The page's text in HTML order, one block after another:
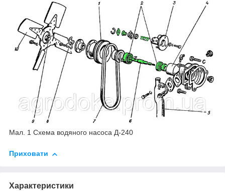
Мал. 1 Схема водяного насоса Д-240
Приховати
Характеристики